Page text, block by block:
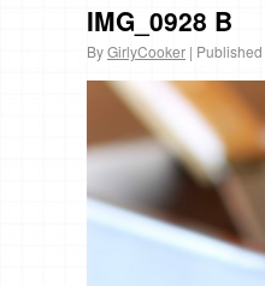
IMG_0928 B
ByGirlyCooker | Published